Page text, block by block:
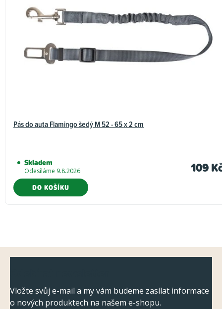
Pás do auta Flamingo šedý M 52 - 65 x 2 cm
Skladem
Odesíláme 9.8.2026 109
DO KOŠÍKU
Vložte svůj e-mail a my vám budeme zasílat informace
o nových produktech na našem e-shopu.